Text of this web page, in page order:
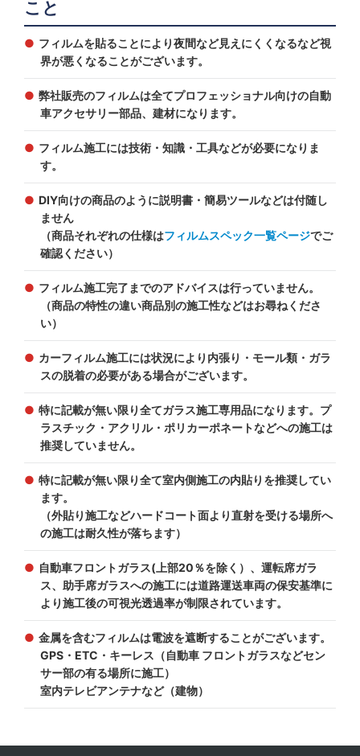
こと
フィルムを貼ることにより夜間など見えにくくなるなど視
界が悪くなることがございます。
弊社販売のフィルムは全てプロフェッショナル向けの自動
車アクセサリー部品、建材になります。
フィルム施工には技術・知識・工具などが必要になりま
す。
DIY向けの商品のように説明書・簡易ツールなどは付随し
ません
（商品それぞれの仕様はフィルムスペック一覧ページでご
確認ください）
フィルム施工完了までのアドバイスは行っていません。
（商品の特性の違い商品別の施工性などはお尋ねくださ
い）
カーフィルム施工には状況により内張り・モール類・ガラ
スの脱着の必要がある場合がございます。
特に記載が無い限り全てガラス施工専用品になります。プ
ラスチック・アクリル・ポリカーポネートなどへの施工は
推奨していません。
特に記載が無い限り全て室内側施工の内貼りを推奨してい
ます。
（外貼り施工などハードコート面より直射を受ける場所へ
の施工は耐久性が落ちます）
自動車フロントガラス(上部20％を除く）、運転席ガラ
ス、助手席ガラスへの施工には道路運送車両の保安基準に
より施工後の可視光透過率が制限されています。
金属を含むフィルムは電波を遮断することがございます。
GPS・ETC・キーレス（自動車 フロントガラスなどセン
サー部の有る場所に施工）
室内テレビアンテナなど（建物）